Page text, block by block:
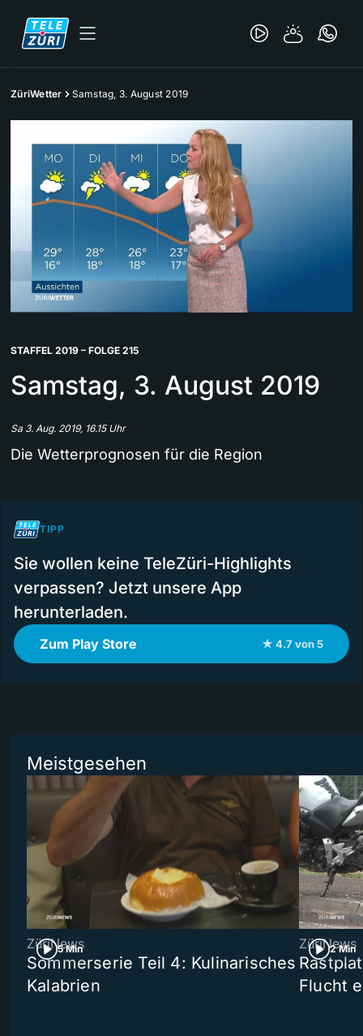
ZüriWetter Samstag, 3. August 2019
STAFFEL 2019 – FOLGE 215
Samstag, 3. August 2019
Sa 3. Aug. 2019, 16.15 Uhr
Die Wetterprognosen für die Region
TIPP
Sie wollen keine TeleZüri-Highlights
verpassen? Jetzt unsere App
herunterladen.
Zum Play Store ★ 4.7 von 5
Meistgesehen
5 Min
ZüriNews
Sommerserie Teil 4: Kulinarisches
Kalabrien
2 Min
ZüriNews
Flucht